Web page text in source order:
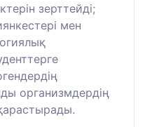
зерттейді;
мен
организмдердің